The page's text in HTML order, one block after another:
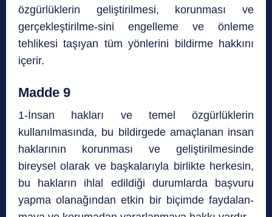
özgürlüklerin geliştirilmesi, korunması ve
gerçekleştirilme-sini engelleme ve önleme
tehlikesi taşıyan tüm yönlerini bildirme hakkını
içerir.
Madde 9
1-İnsan hakları ve temel özgürlüklerin
kullanılmasında, bu bildirgede amaçlanan insan
haklarının korunması ve geliştirilmesinde
bireysel olarak ve başkalarıyla birlikte herkesin,
bu hakların ihlal edildiği durumlarda başvuru
yapma olanağından etkin bir biçimde faydalan-